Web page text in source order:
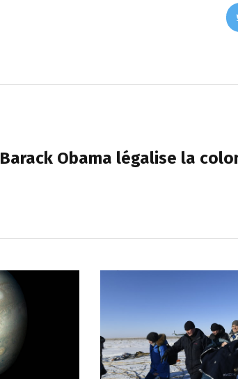
Barack Obama légalise la